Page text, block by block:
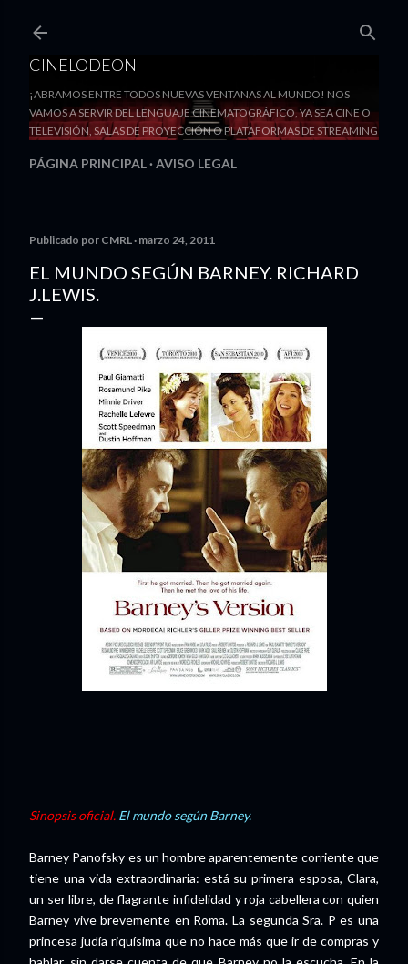
CINELODEON
¡ABRAMOS ENTRE TODOS NUEVAS VENTANAS AL MUNDO! NOS
VAMOS A SERVIR DEL LENGUAJE CINEMATOGRÁFICO, YA SEA CINE O
TELEVISIÓN, SALAS DE PROYECCIÓN O PLATAFORMAS DE STREAMING
PÁGINA PRINCIPAL AVISO LEGAL
Publicado por CMRL marzo 24, 2011
EL MUNDO SEGÚN BARNEY. RICHARD
J.LEWIS.
Sinopsis oficial. El mundo según Barney.
Barney Panofsky es un hombre aparentemente corriente que
tiene una vida extraordinaria: está su primera esposa, Clara,
un ser libre, de flagrante infidelidad y roja cabellera con quien
Barney vive brevemente en Roma. La segunda Sra. P es una
princesa judía riquísima que no hace más que ir de compras y